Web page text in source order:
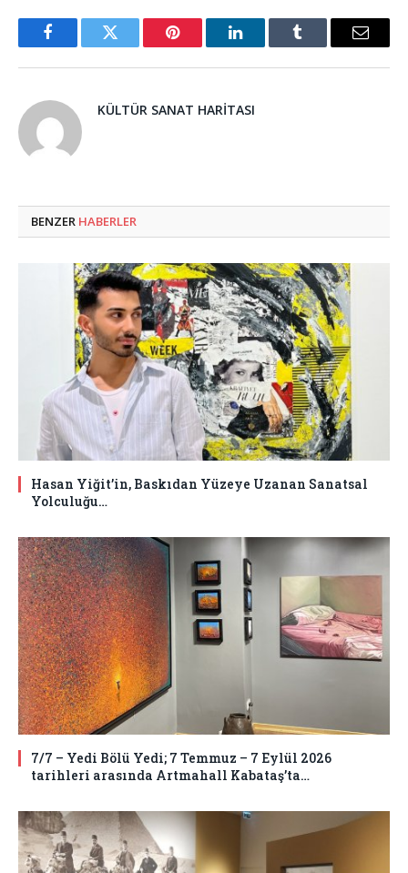
FacebookTwitter Pinterest LinkedInTumblr Email
KÜLTÜR SANAT HARITASI
BENZER HABERLER
Hasan Yiğit’in, Baskıdan Yüzeye Uzanan Sanatsal
Yolculuğu…
7/7 – Yedi Bölü Yedi; 7 Temmuz – 7 Eylül 2026
tarihleri arasında Artmahall Kabataş’ta…